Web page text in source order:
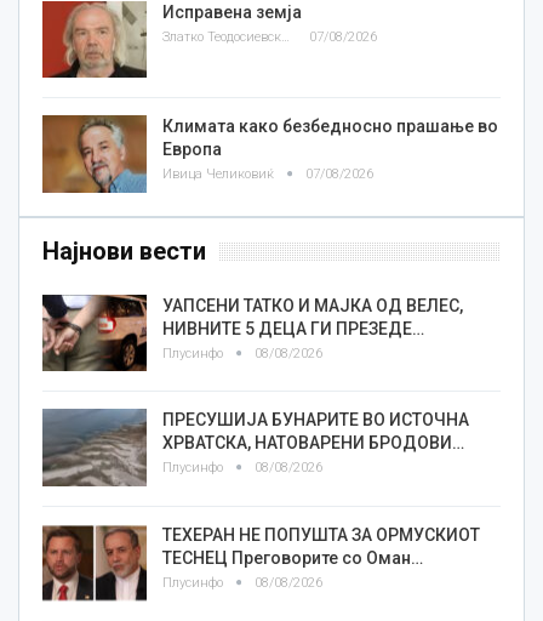
Исправена земја
07/08/2026
Климата како безбедносно прашање во
Европа
Ивица Челиковиќ 07/08/2026
Најнови вести
УАПСЕНИ ТАТКО И МАЈКА ОД ВЕЛЕС,
НИВНИТЕ 5 ДЕЦА ГИ ПРЕЗЕДЕ…
Плусинфо 08/08/2026
ПРЕСУШИЈА БУНАРИТЕ ВО ИСТОЧНА
ХРВАТСКА, НАТОВАРЕНИ БРОДОВИ…
Плусинфо 08/08/2026
ТЕХЕРАН НЕ ПОПУШТА ЗА ОРМУСКИОТ
ТЕСНЕЦ Преговорите со Оман…
Плусинфо 08/08/2026